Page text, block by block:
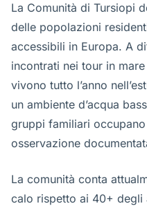
La Comunità di Tursiopi
delle popolazioni
accessibili in Europa. A
incontrati nei tour in
vivono tutto l’anno
un ambiente d’acqua
gruppi familiari
osservazione
La comunità conta
calo rispetto ai 40+ degli